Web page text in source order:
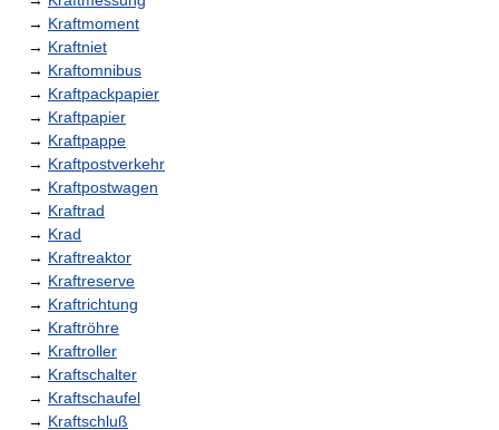
→ Kraftmoment
→ Kraftniet
→ Kraftomnibus
→ Kraftpackpapier
→ Kraftpapier
→ Kraftpappe
→ Kraftpostverkehr
→ Kraftpostwagen
→ Kraftrad
→ Krad
→ Kraftreaktor
→ Kraftreserve
→ Kraftrichtung
→ Kraftröhre
→ Kraftroller
→ Kraftschalter
→ Kraftschaufel
→ Kraftschluß